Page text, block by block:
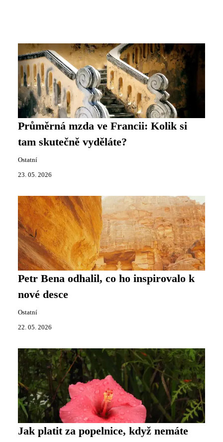
Průměrná mzda ve Francii: Kolik si
tam skutečně vyděláte?
Ostatní
23. 05. 2026
Petr Bena odhalil, co ho inspirovalo k
nové desce
Ostatní
22. 05. 2026
Jak platit za popelnice, když nemáte